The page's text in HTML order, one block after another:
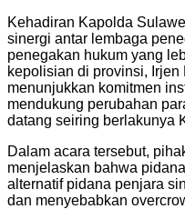
Kehadiran Kapolda
sinergi antar lembaga
penegakan hukum yang
kepolisian di provinsi,
menunjukkan komitmen
mendukung perubahan
datang seiring berlakunya
Dalam acara tersebut,
menjelaskan bahwa
alternatif pidana penjara
dan menyebabkan